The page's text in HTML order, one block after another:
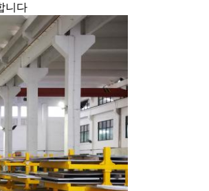
니다